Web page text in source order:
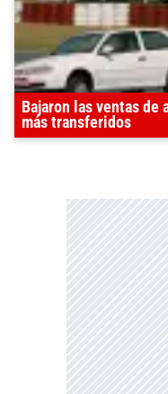
Bajaron las ventas
más transferidos